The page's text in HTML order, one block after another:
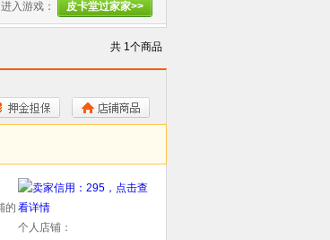
进入游戏： 皮卡堂过家家>>
共 1个商品
个人店铺：